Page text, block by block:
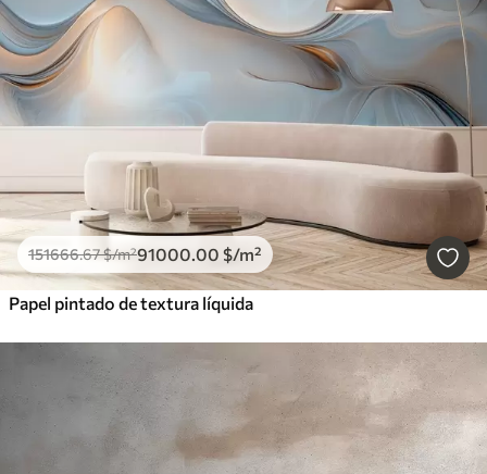
151666.67$/m²91000.00 $/m²
Papel pintado de textura líquida